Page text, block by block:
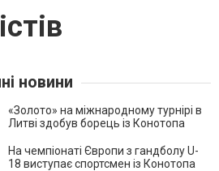
новини
«Золото» на міжнародному турнірі в
Литві здобув борець із Конотопа
На чемпіонаті Європи з гандболу U-
18 виступає спортсмен із Конотопа